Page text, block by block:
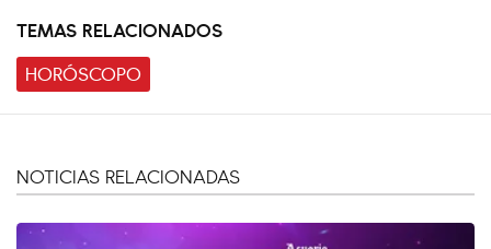
TEMAS RELACIONADOS
HORÓSCOPO
NOTICIAS RELACIONADAS